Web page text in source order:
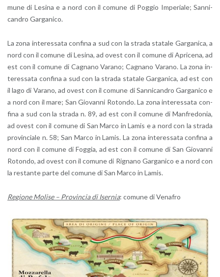
mu­ne di Le­si­na e a nord con il co­mu­ne di Pog­gio Im­pe­ria­le; San­ni­
can­dro Gar­ga­ni­co.
La zona in­te­res­sa­ta con­fi­na a sud con la stra­da sta­ta­le Gar­ga­ni­ca, a
nord con il co­mu­ne di Le­si­na, ad ovest con il co­mu­ne di Apri­ce­na, ad
est con il co­mu­ne di Ca­gna­no Va­ra­no; Ca­gna­no Va­ra­no. La zona in­
te­res­sa­ta con­fi­na a sud con la stra­da sta­ta­le Gar­ga­ni­ca, ad est con
il lago di Va­ra­no, ad ovest con il co­mu­ne di San­ni­can­dro Gar­ga­ni­co e
a nord con il mare; San Gio­van­ni Ro­ton­do. La zona in­te­res­sa­ta con­
fi­na a sud con la stra­da n. 89, ad est con il co­mu­ne di Man­fre­do­nia,
ad ovest con il co­mu­ne di San Marco in Lamis e a nord con la stra­da
pro­vin­cia­le n. 58; San Marco in Lamis. La zona in­te­res­sa­ta con­fi­na a
nord con il co­mu­ne di Fog­gia, ad est con il co­mu­ne di San Gio­van­ni
Ro­ton­do, ad ovest con il co­mu­ne di Ri­gna­no Gar­ga­ni­co e a nord con
la re­stan­te parte del co­mu­ne di San Marco in Lamis.
Re­gio­ne Mo­li­se – Pro­vin­cia di Iser­nia: co­mu­ne di Ve­na­fro